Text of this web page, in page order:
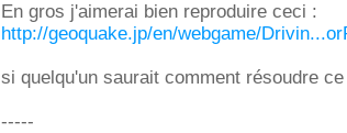
En gros j'aimerai bien reproduire ceci :
http://geoquake.jp/en/webgame/
si quelqu'un saurait comment résoudre
-----